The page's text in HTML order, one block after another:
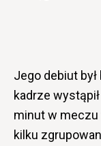
Jego debiut
kadrze
minut w meczu
kilku